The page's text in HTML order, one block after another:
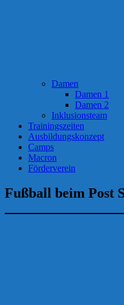
Damen
Damen 1
Damen 2
Inklusionsteam
Trainingszeiten
Ausbildungskonzept
Camps
Macron
Förderverein
Fußball beim Post